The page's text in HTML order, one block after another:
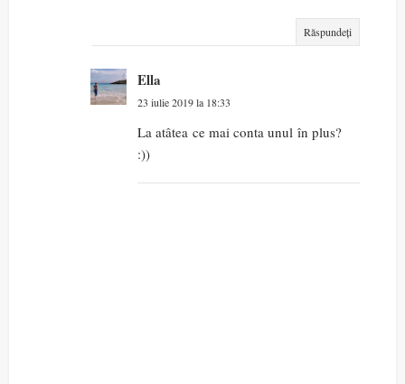
Răspundeți
Ella
23 iulie 2019 la 18:33
La atâtea ce mai conta unul în plus?
:))